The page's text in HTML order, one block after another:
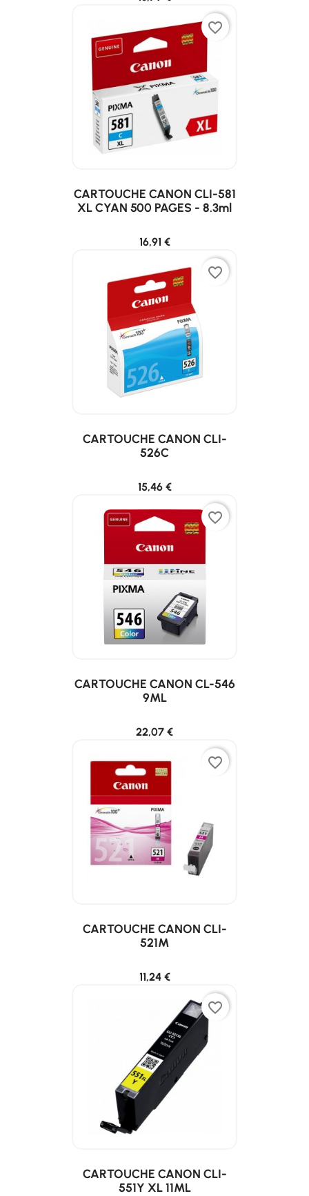
favorite_border
CARTOUCHE CANON CLI-581
XL CYAN 500 PAGES - 8.3ml
16,91 €
favorite_border
CARTOUCHE CANON CLI-
526C
15,46 €
favorite_border
CARTOUCHE CANON CL-546
9ML
22,07 €
favorite_border
CARTOUCHE CANON CLI-
521M
11,24 €
favorite_border
CARTOUCHE CANON CLI-
551Y XL 11ML